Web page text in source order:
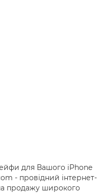
для Вашого iPhone
- провідний інтернет-
продажу широкого